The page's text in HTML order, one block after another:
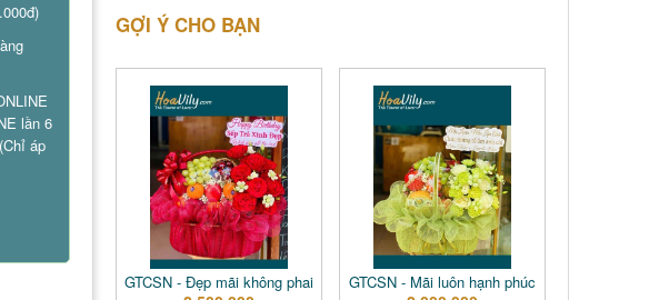
lần 6
áp
GỢI Ý CHO BẠN
GTCSN - Đẹp mãi không phai GTCSN - Mãi luôn hạnh phúc